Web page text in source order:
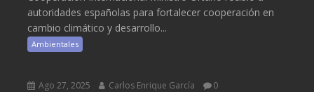
autoridades españolas para fortalecer cooperación en
cambio climático y desarrollo...
Ambientales
Ago 27, 2025 Carlos Enrique García 0